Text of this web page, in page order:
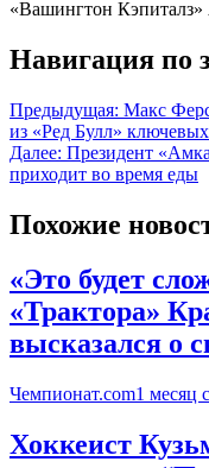
«Вашингтон
Навигация по
Предыдущая: Макс
из «Ред Булл»
Далее: Президент
приходит во время еды
Похожие
«Это будет
«Трактора»
высказался о
Чемпионат.com1 месяц
Хоккеист